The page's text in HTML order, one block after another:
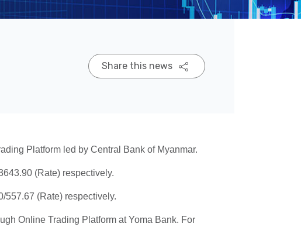
Share this news
Platform led by Central Bank of Myanmar.
(Rate) respectively.
557.67 (Rate) respectively.
Online Trading Platform at Yoma Bank. For